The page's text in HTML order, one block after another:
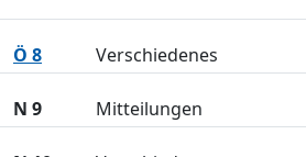
Ö 8 Verschiedenes
N 9 Mitteilungen